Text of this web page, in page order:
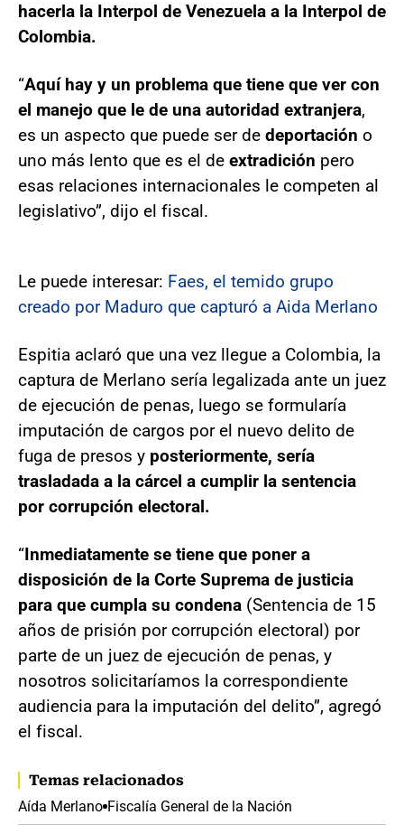
hacerla la Interpol de Venezuela a la Interpol de
Colombia.
“Aquí hay y un problema que tiene que ver con
el manejo que le de una autoridad extranjera,
es un aspecto que puede ser de deportación o
uno más lento que es el de extradición pero
esas relaciones internacionales le competen al
legislativo”, dijo el fiscal.
Le puede interesar: Faes, el temido grupo
creado por Maduro que capturó a Aida Merlano
Espitia aclaró que una vez llegue a Colombia, la
captura de Merlano sería legalizada ante un juez
de ejecución de penas, luego se formularía
imputación de cargos por el nuevo delito de
fuga de presos y posteriormente, sería
trasladada a la cárcel a cumplir la sentencia
por corrupción electoral.
“Inmediatamente se tiene que poner a
disposición de la Corte Suprema de justicia
para que cumpla su condena (Sentencia de 15
años de prisión por corrupción electoral) por
parte de un juez de ejecución de penas, y
nosotros solicitaríamos la correspondiente
audiencia para la imputación del delito”, agregó
el fiscal.
Temas relacionados
Aída Merlano Fiscalía General de la Nación